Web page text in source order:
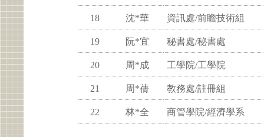
18 沈*華 資訊處/前瞻技術組
19 阮*宜 秘書處/秘書處
20 周*成 工學院/工學院
21 周*蒨 教務處/註冊組
22 林*全 商管學院/經濟學系